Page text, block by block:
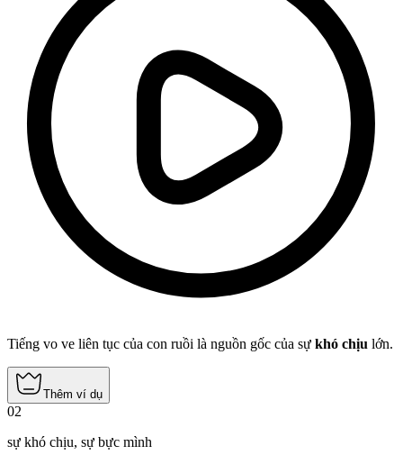
Tiếng vo ve liên tục của con ruồi là nguồn gốc của sự khó chịu lớn.
Thêm ví dụ
02
sự khó chịu, sự bực mình